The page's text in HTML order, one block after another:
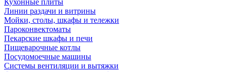
Кухонные плиты
Линии раздачи и витрины
Мойки, столы, шкафы и тележки
Пароконвектоматы
Пекарские шкафы и печи
Пищеварочные котлы
Посудомоечные машины
Системы вентиляции и вытяжки